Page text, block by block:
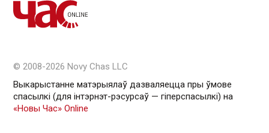
© 2008-2026 Novy Chas LLC
Выкарыстанне матэрыялаў дазваляецца пры ўмове
спасылкі (для інтэрнэт-рэсурсаў — гiперспасылкi) на
«Новы Час» Online